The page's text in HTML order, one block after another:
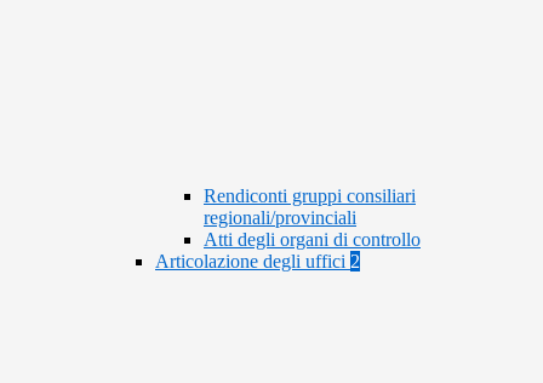
Rendiconti gruppi consiliari
regionali/provinciali
Atti degli organi di controllo
Articolazione degli uffici 2